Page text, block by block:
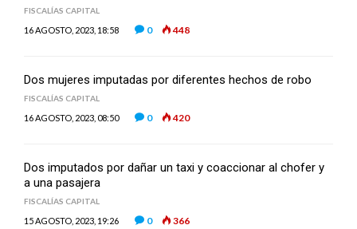
FISCALÍAS CAPITAL
16 AGOSTO, 2023, 18:58 0 448
Dos mujeres imputadas por diferentes hechos de robo
FISCALÍAS CAPITAL
16 AGOSTO, 2023, 08:50 0 420
Dos imputados por dañar un taxi y coaccionar al chofer y
a una pasajera
FISCALÍAS CAPITAL
15 AGOSTO, 2023, 19:26 0 366